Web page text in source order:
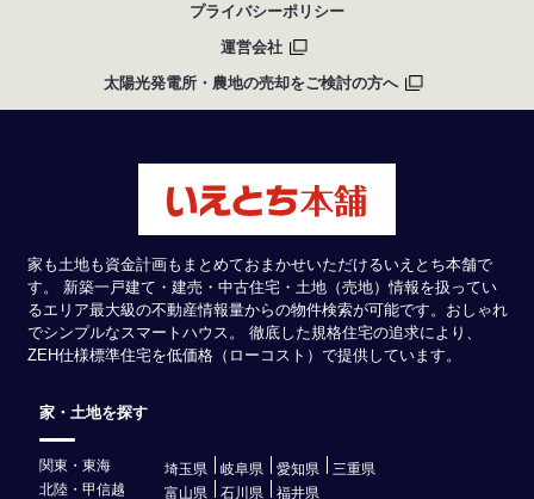
プライバシーポリシー
運営会社
太陽光発電所・農地の売却をご検討の方へ
家も土地も資金計画もまとめておまかせいただけるいえとち本舗で
す。 新築一戸建て・建売・中古住宅・土地（売地）情報を扱ってい
るエリア最大級の不動産情報量からの物件検索が可能です。おしゃれ
でシンプルなスマートハウス。 徹底した規格住宅の追求により、
ZEH仕様標準住宅を低価格（ローコスト）で提供しています。
家・土地を探す
関東・東海 埼玉県 岐阜県 愛知県
三重県
北陸・甲信越
富山県 石川県 福井県